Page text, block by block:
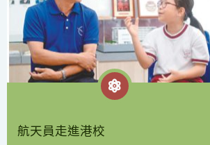
航天員走進港校